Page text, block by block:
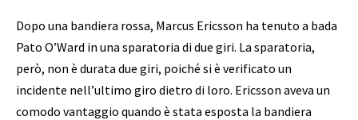
Dopo una bandiera rossa, Marcus Ericsson ha tenuto a bada
Pato O’Ward in una sparatoria di due giri. La sparatoria,
però, non è durata due giri, poiché si è verificato un
incidente nell’ultimo giro dietro di loro. Ericsson aveva un
comodo vantaggio quando è stata esposta la bandiera